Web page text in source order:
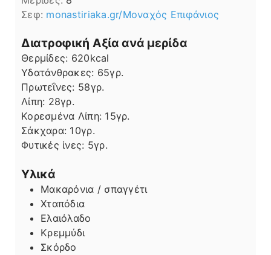
Σεφ: monastiriaka.gr/Μοναχός Επιφάνιος
Διατροφική Αξία ανά μερίδα
Θερμίδες: 620kcal
Υδατάνθρακες: 65γρ.
Πρωτεΐνες: 58γρ.
Λίπη
Λίπη: 28γρ.
Κορεσμένα Λίπη: 15γρ.
Σάκχαρα: 10γρ.
Φυτικές ίνες: 5γρ.
Υλικά
Μακαρόνια / σπαγγέτι
Χταπόδια
Ελαιόλαδο
Κρεμμύδι
Σκόρδο